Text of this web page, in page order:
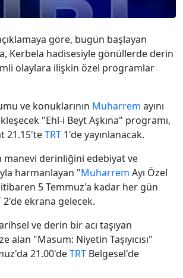
göre, bugün başlayan
Kerbela hadisesiyle gönüllerde derin
olaylara ilişkin özel programlar
ve konuklarının Muharrem ayını
"Ehl-i Beyt Aşkına" programı,
21.15'teTRT 1'de yayınlanacak.
manevi derinliğini edebiyat ve
harmanlayan "Muharrem Ayı Özel
itibaren 5 Temmuz'a kadar her gün
2'de ekrana gelecek.
ve derin bir acı taşıyan
alan "Masum: Niyetin Taşıyıcısı"
21.00'deTRT Belgesel'de